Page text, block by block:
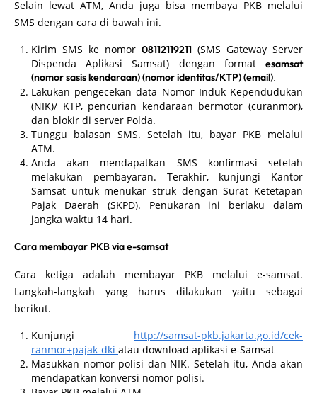
Selain lewat ATM, Anda juga bisa membaya PKB melalui
SMS dengan cara di bawah ini.
Kirim SMS ke nomor 08112119211 (SMS Gateway Server
Dispenda Aplikasi Samsat) dengan format esamsat
(nomor sasis kendaraan) (nomor identitas/KTP) (email).
Lakukan pengecekan data Nomor Induk Kependudukan
(NIK)/ KTP, pencurian kendaraan bermotor (curanmor),
dan blokir di server Polda.
Tunggu balasan SMS. Setelah itu, bayar PKB melalui
ATM.
Anda akan mendapatkan SMS konfirmasi setelah
melakukan pembayaran. Terakhir, kunjungi Kantor
Samsat untuk menukar struk dengan Surat Ketetapan
Pajak Daerah (SKPD). Penukaran ini berlaku dalam
jangka waktu 14 hari.
Cara membayar PKB via e-samsat
Cara ketiga adalah membayar PKB melalui e-samsat.
Langkah-langkah yang harus dilakukan yaitu sebagai
berikut.
Kunjungi http://samsat-pkb.jakarta.go.id/cek-
ranmor+pajak-dki atau download aplikasi e-Samsat
Masukkan nomor polisi dan NIK. Setelah itu, Anda akan
mendapatkan konversi nomor polisi.